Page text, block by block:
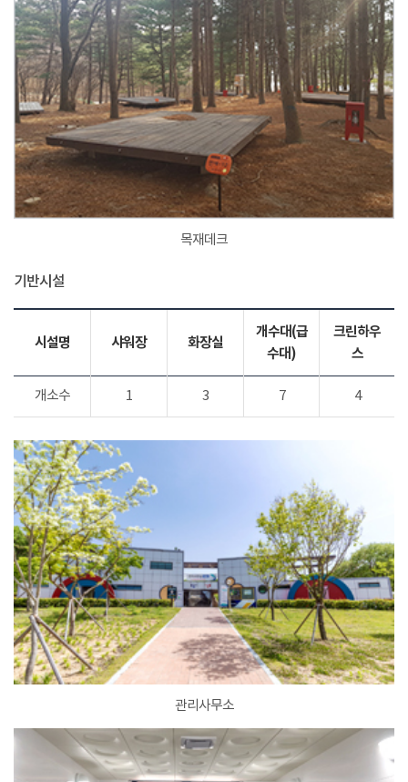
목재데크
기반시설
시설명 샤워장 화장실
개수대(급
수대)
크린하우
스
개소수 1 3 7 4
관리사무소